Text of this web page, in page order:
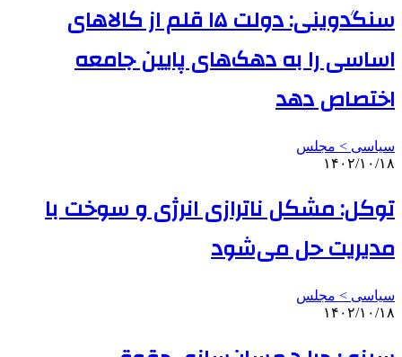
سنگدوینی: دولت ۱۵ قلم از کالاهای
اساسی را به دهک‌های پایین جامعه
اختصاص دهد
سیاسی > مجلس
۱۴۰۲/۱۰/۱۸
توکل: مشکل ناترازی انرژی و سوخت با
مدیریت حل می‌شود
سیاسی > مجلس
۱۴۰۲/۱۰/۱۸